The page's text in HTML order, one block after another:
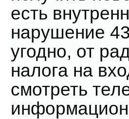
есть
нарушение
угодно, от
налога на
смотреть